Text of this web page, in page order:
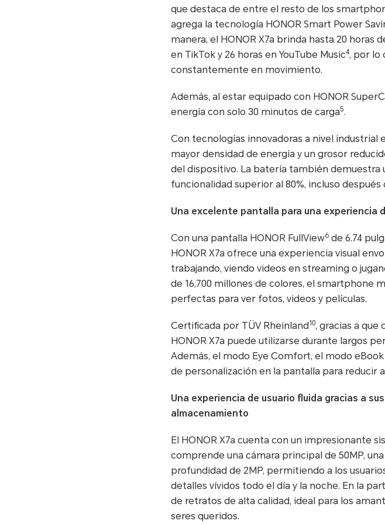
que destaca de entre el resto de los
agrega la tecnología HONOR Smart Power
manera, el HONOR X7a brinda hasta 20 horas
en TikTok y 26 horas en YouTube Music4, por lo
constantemente en movimiento.
Además, al estar equipado con HONOR
energía con solo 30 minutos de carga5.
Con tecnologías innovadoras a nivel industrial
mayor densidad de energía y un grosor
del dispositivo. La batería también demuestra
funcionalidad superior al 80%, incluso después
Una excelente pantalla para una experiencia
Con una pantalla HONOR FullView6 de 6.74
HONOR X7a ofrece una experiencia visual
trabajando, viendo videos en streaming o
de 16,700 millones de colores, el smartphone
perfectas para ver fotos, videos y películas.
Certificada por TÜV Rheinland10, gracias a que
HONOR X7a puede utilizarse durante largos
Además, el modo Eye Comfort, el modo
de personalización en la pantalla para reducir
Una experiencia de usuario fluida gracias a
almacenamiento
El HONOR X7a cuenta con un impresionante
comprende una cámara principal de 50MP,
profundidad de 2MP, permitiendo a los
detalles vívidos todo el día y la noche. En la
de retratos de alta calidad, ideal para los
seres queridos.